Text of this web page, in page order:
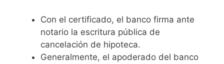
Con el certificado, el banco firma ante
notario la escritura pública de
cancelación de hipoteca.
Generalmente, el apoderado del banco